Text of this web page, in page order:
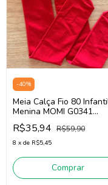
-40%
Meia Calça Fio 80
Menina MOMI G0341
(Vermelho)
R$35,94 R$59,90
8 x de R$5,45
Comprar